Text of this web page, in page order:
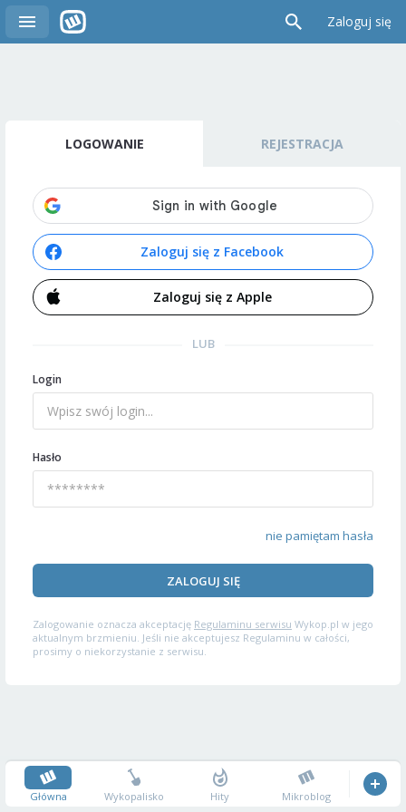
Zaloguj się
LOGOWANIE REJESTRACJA
Zaloguj się z Facebook
Zaloguj się z Apple
LUB
Login
Hasło
nie pamiętam hasła
ZALOGUJ SIĘ
Zalogowanie oznacza akceptację Regulaminu serwisu Wykop.pl w jego
aktualnym brzmieniu. Jeśli nie akceptujesz Regulaminu w całości,
prosimy o niekorzystanie z serwisu.
Główna Wykopalisko Hity Mikroblog